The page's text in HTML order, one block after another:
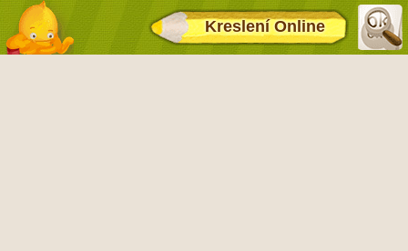
Kreslení Online